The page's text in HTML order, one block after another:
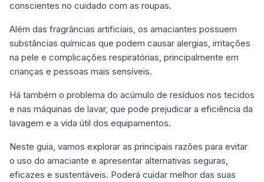
conscientes no cuidado com as roupas.
Além das fragrâncias artificiais, os amaciantes possuem
substâncias químicas que podem causar alergias, irritações
na pele e complicações respiratórias, principalmente em
crianças e pessoas mais sensíveis.
Há também o problema do acúmulo de resíduos nos tecidos
e nas máquinas de lavar, que pode prejudicar a eficiência da
lavagem e a vida útil dos equipamentos.
Neste guia, vamos explorar as principais razões para evitar
o uso do amaciante e apresentar alternativas seguras,
eficazes e sustentáveis. Poderá cuidar melhor das suas